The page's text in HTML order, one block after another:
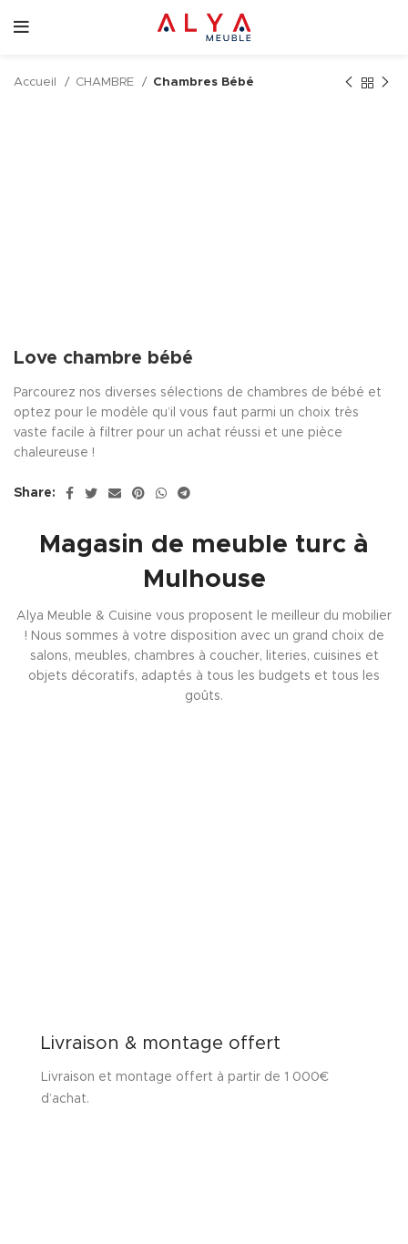
Accueil CHAMBRE Chambres Bébé
Love chambre bébé
Parcourez nos diverses sélections de chambres de bébé et
optez pour le modèle qu’il vous faut parmi un choix très
vaste facile à filtrer pour un achat réussi et une pièce
chaleureuse !
Share:
Magasin de meuble turc à
Mulhouse
Alya Meuble & Cuisine vous proposent le meilleur du mobilier
! Nous sommes à votre disposition avec un grand choix de
salons, meubles, chambres à coucher, literies, cuisines et
objets décoratifs, adaptés à tous les budgets et tous les
goûts.
Livraison & montage offert
Livraison et montage offert à partir de 1 000€
d’achat.